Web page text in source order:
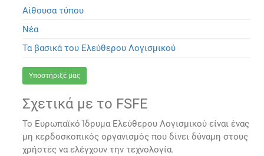
Αίθουσα τύπου
Νέα
Τα βασικά του Ελεύθερου Λογισμικού
Υποστήριξέ μας
Σχετικά με το FSFE
Το Ευρωπαϊκό Ίδρυμα Ελεύθερου Λογισμικού είναι ένας
μη κερδοσκοπικός οργανισμός που δίνει δύναμη στους
χρήστες να ελέγχουν την τεχνολογία.